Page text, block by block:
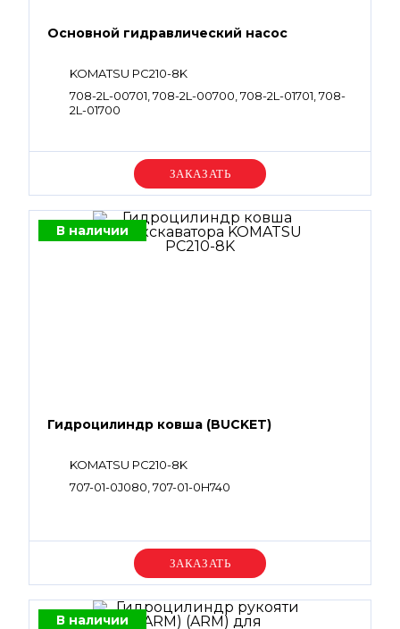
Основной гидравлический насос
KOMATSU PC210-8K
708-2L-00701, 708-2L-00700, 708-2L-01701, 708-
2L-01700
Уточняйте цену
В наличии
Гидроцилиндр ковша (BUCKET)
KOMATSU PC210-8K
707-01-0J080, 707-01-0H740
Уточняйте цену
В наличии